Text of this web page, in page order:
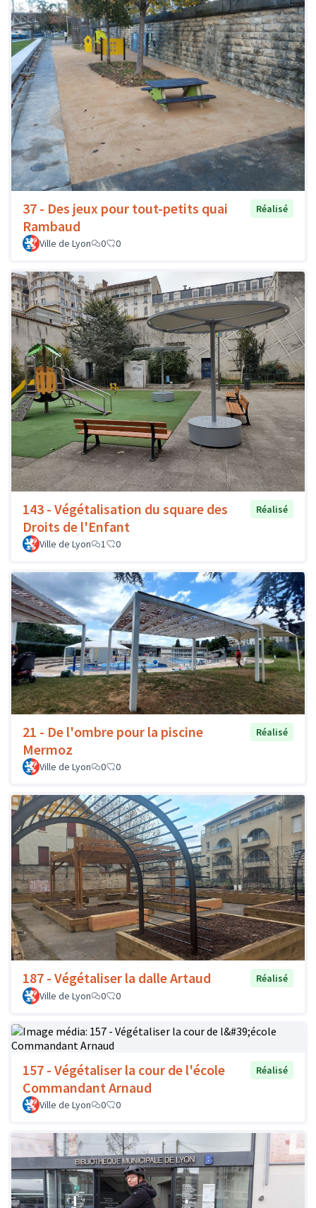
37 - Des jeux pour tout-petits quai
Rambaud
Réalisé
Ville de Lyon 0 0
143 - Végétalisation du square des
Droits de l'Enfant
Réalisé
Ville de Lyon 1 0
21 - De l'ombre pour la piscine
Mermoz
Réalisé
Ville de Lyon 0 0
187 - Végétaliser la dalle Artaud
Réalisé
Ville de Lyon
0 0
157 - Végétaliser la cour de l'école
Commandant Arnaud
Réalisé
Ville de Lyon 0 0